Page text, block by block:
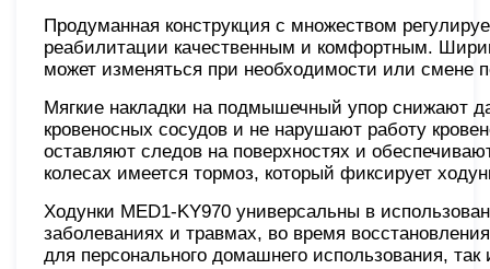
Продуманная конструкция с множеством
реабилитации качественным и комфортным.
может изменяться при необходимости или смене
Мягкие накладки на подмышечный упор снижают
кровеносных сосудов и не нарушают работу
оставляют следов на поверхностях и
колесах имеется тормоз, который фиксирует
Ходунки MED1-KY970 универсальны в
заболеваниях и травмах, во время
для персонального домашнего использования,